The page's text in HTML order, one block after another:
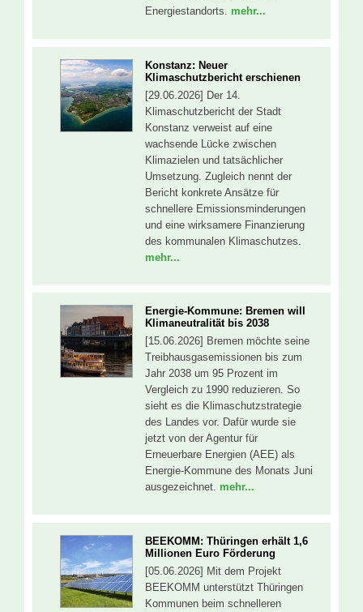
Energiestandorts. mehr...
Konstanz: Neuer
Klimaschutzbericht erschienen
[29.06.2026] Der 14.
Klimaschutzbericht der Stadt
Konstanz verweist auf eine
wachsende Lücke zwischen
Klimazielen und tatsächlicher
Umsetzung. Zugleich nennt der
Bericht konkrete Ansätze für
schnellere Emissionsminderungen
und eine wirksamere Finanzierung
des kommunalen Klimaschutzes.
mehr...
Energie-Kommune: Bremen will
Klimaneutralität bis 2038
[15.06.2026] Bremen möchte seine
Treibhausgasemissionen bis zum
Jahr 2038 um 95 Prozent im
Vergleich zu 1990 reduzieren. So
sieht es die Klimaschutzstrategie
des Landes vor. Dafür wurde sie
jetzt von der Agentur für
Erneuerbare Energien (AEE) als
Energie-Kommune des Monats Juni
ausgezeichnet. mehr...
BEEKOMM: Thüringen erhält 1,6
Millionen Euro Förderung
[05.06.2026] Mit dem Projekt
BEEKOMM unterstützt Thüringen
Kommunen beim schnelleren